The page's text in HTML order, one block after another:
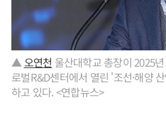
▲오연천 울산대학교 총장이 2025
로벌R&D센터에서 열린 '조선·해양
하고 있다. <연합뉴스>